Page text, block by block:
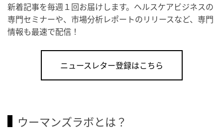
新着記事を毎週１回お届けします。ヘルスケアビジネスの
専門セミナーや、市場分析レポートのリリースなど、専門
情報も最速で配信！
ニュースレター登録はこちら
ウーマンズラボとは？